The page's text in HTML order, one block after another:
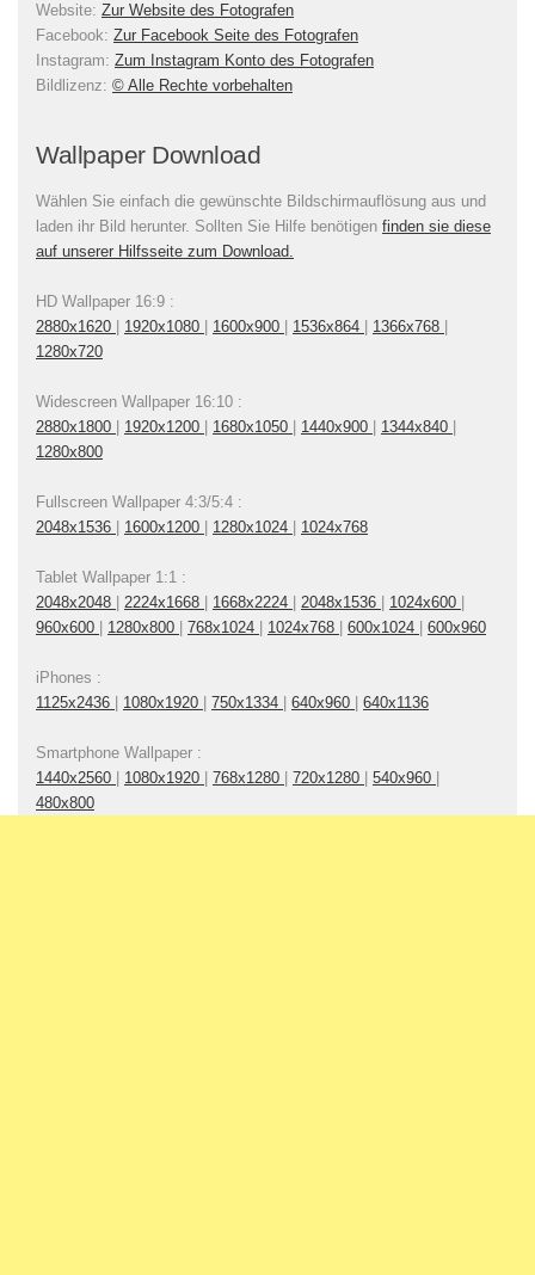
Website: Zur Website des Fotografen
Facebook: Zur Facebook Seite des Fotografen
Instagram: Zum Instagram Konto des Fotografen
Bildlizenz: © Alle Rechte vorbehalten
Wallpaper Download
Wählen Sie einfach die gewünschte Bildschirmauflösung aus und
laden ihr Bild herunter. Sollten Sie Hilfe benötigen finden sie diese
auf unserer Hilfsseite zum Download.
HD Wallpaper 16:9 :
2880x1620 | 1920x1080 | 1600x900 | 1536x864 | 1366x768 |
1280x720
Widescreen Wallpaper 16:10 :
2880x1800 | 1920x1200 | 1680x1050 | 1440x900 | 1344x840 |
1280x800
Fullscreen Wallpaper 4:3/5:4 :
2048x1536 | 1600x1200 | 1280x1024 | 1024x768
Tablet Wallpaper 1:1 :
2048x2048 | 2224x1668 | 1668x2224 | 2048x1536 | 1024x600 |
960x600 | 1280x800 | 768x1024 | 1024x768 | 600x1024 | 600x960
iPhones :
1125x2436 | 1080x1920 | 750x1334 | 640x960 | 640x1136
Smartphone Wallpaper :
1440x2560 | 1080x1920 | 768x1280 | 720x1280 | 540x960 |
480x800